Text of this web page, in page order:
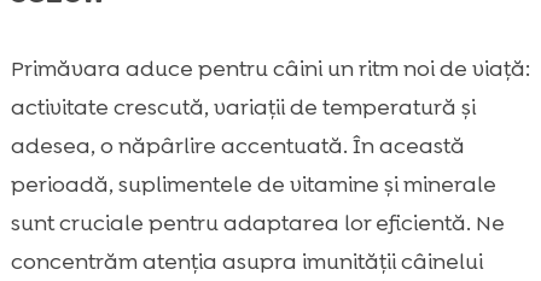
Primăvara aduce pentru câini un ritm noi de viață:
activitate crescută, variații de temperatură și
adesea, o năpârlire accentuată. În această
perioadă, suplimentele de vitamine și minerale
sunt cruciale pentru adaptarea lor eficientă. Ne
concentrăm atenția asupra imunității câinelui